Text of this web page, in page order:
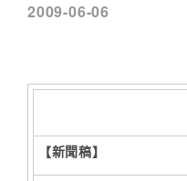
2009-06-06
【新聞稿】